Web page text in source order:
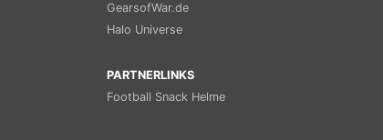
GearsofWar.de
Halo Universe
PARTNERLINKS
Football Snack Helme